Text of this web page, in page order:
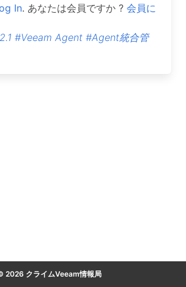
In. あなたは会員ですか ? 会員に
#Veeam Agent #Agent統合管
2026 クライムVeeam情報局